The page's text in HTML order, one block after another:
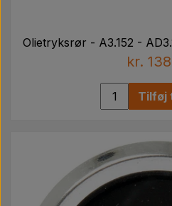
Olietryksrør - A3.152 -
kr.
Tilføj